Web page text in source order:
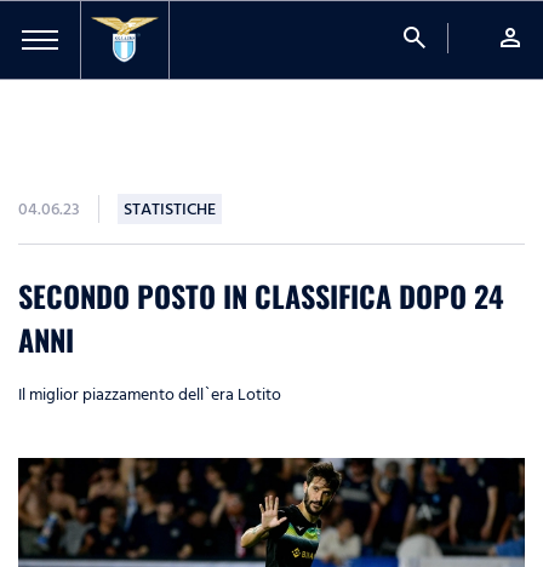
search person
04.06.23 STATISTICHE
SECONDO POSTO IN CLASSIFICA DOPO 24
ANNI
Il miglior piazzamento dell`era Lotito